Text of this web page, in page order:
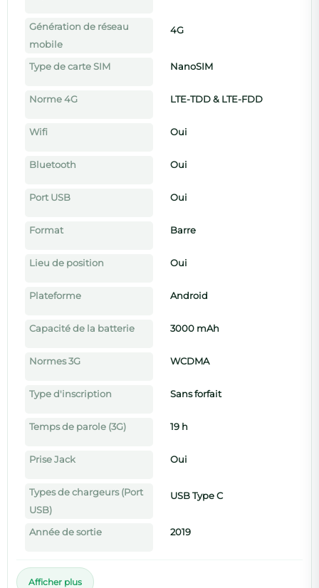
Génération de réseau
mobile
4G
Type de carte SIM NanoSIM
Norme 4G LTE-TDD & LTE-FDD
Wifi Oui
Bluetooth Oui
Port USB Oui
Format Barre
Lieu de position Oui
Plateforme Android
Capacité de la batterie 3000 mAh
Normes 3G WCDMA
Type d'inscription Sans forfait
Temps de parole (3G) 19 h
Prise Jack Oui
Types de chargeurs (Port
USB)
USB Type C
Année de sortie 2019
Afficher plus